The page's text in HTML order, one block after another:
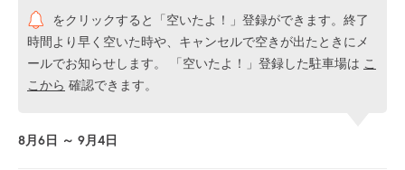
をクリックすると「空いたよ！」登録ができます。終了
時間より早く空いた時や、キャンセルで空きが出たときにメ
ールでお知らせします。 「空いたよ！」登録した駐車場は こ
こから 確認できます。
8月6日 ～ 9月4日